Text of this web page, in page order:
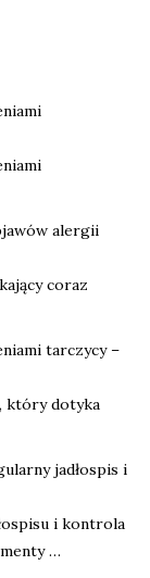
alergii
coraz
tarczycy –
który dotyka
jadłospis i
i kontrola
…